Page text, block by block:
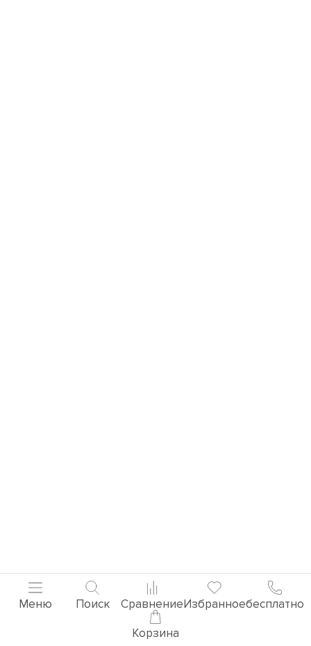
Меню Поиск СравнениеИзбранноебесплатно
Корзина